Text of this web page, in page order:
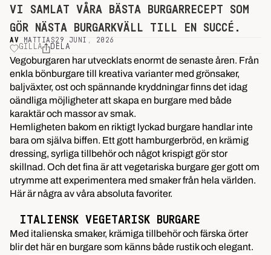
VI SAMLAT VÅRA BÄSTA BURGARRECEPT SOM
GÖR NÄSTA BURGARKVÄLL TILL EN SUCCÉ.
AV MATTIAS29 JUNI, 2026
GILLA DELA
Vegoburgaren har utvecklats enormt de senaste åren. Från
enkla bönburgare till kreativa varianter med grönsaker,
baljväxter, ost och spännande kryddningar finns det idag
oändliga möjligheter att skapa en burgare med både
karaktär och massor av smak.
Hemligheten bakom en riktigt lyckad burgare handlar inte
bara om själva biffen. Ett gott hamburgerbröd, en krämig
dressing, syrliga tillbehör och något krispigt gör stor
skillnad. Och det fina är att vegetariska burgare ger gott om
utrymme att experimentera med smaker från hela världen.
Här är några av våra absoluta favoriter.
ITALIENSK VEGETARISK BURGARE
Med italienska smaker, krämiga tillbehör och färska örter
blir det här en burgare som känns både rustik och elegant.